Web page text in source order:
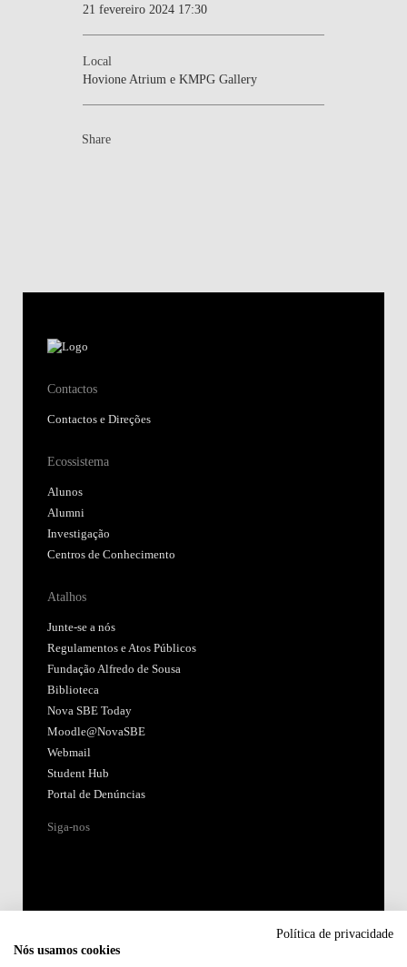
21 fevereiro 2024 17:30
Local
Hovione Atrium e KMPG Gallery
Share
Contactos
Contactos e Direções
Ecossistema
Alunos
Alumni
Investigação
Centros de Conhecimento
Atalhos
Junte-se a nós
Regulamentos e Atos Públicos
Fundação Alfredo de Sousa
Biblioteca
Nova SBE Today
Moodle@NovaSBE
Webmail
Student Hub
Portal de Denúncias
Siga-nos
Política de privacidade
Nós usamos cookies